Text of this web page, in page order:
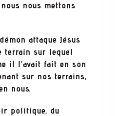
nous mettons
attaque Jésus
terrain sur lequel
il l’avait fait en son
sur nos terrains,
nous.
politique, du